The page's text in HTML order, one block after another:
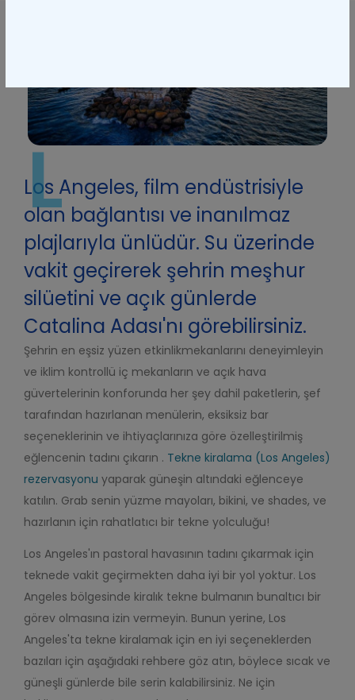
L
Los Angeles, film endüstrisiyle
olan bağlantısı ve inanılmaz
plajlarıyla ünlüdür. Su üzerinde
vakit geçirerek şehrin meşhur
silüetini ve açık günlerde
Catalina Adası'nı görebilirsiniz.
Şehrin en eşsiz yüzen etkinlikmekanlarını deneyimleyin
ve iklim kontrollü iç mekanların ve açık hava
güvertelerinin konforunda her şey dahil paketlerin, şef
tarafından hazırlanan menülerin, eksiksiz bar
seçeneklerinin ve ihtiyaçlarınıza göre özelleştirilmiş
eğlencenin tadını çıkarın . Tekne kiralama (Los Angeles)
rezervasyonu yaparak güneşin altındaki eğlenceye
katılın. Grab senin yüzme mayoları, bikini, ve shades, ve
hazırlanın için rahatlatıcı bir tekne yolculuğu!
Los Angeles'ın pastoral havasının tadını çıkarmak için
teknede vakit geçirmekten daha iyi bir yol yoktur. Los
Angeles bölgesinde kiralık tekne bulmanın bunaltıcı bir
görev olmasına izin vermeyin. Bunun yerine, Los
Angeles'ta tekne kiralamak için en iyi seçeneklerden
bazıları için aşağıdaki rehbere göz atın, böylece sıcak ve
güneşli günlerde bile serin kalabilirsiniz. Ne için